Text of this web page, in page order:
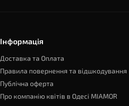
Інформація
Доставка та Оплата
Правила повернення та відшкодування
Публічна оферта
Про компанію квітів в Одесі MIAMOR